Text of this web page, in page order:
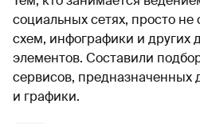
социальных сетях, просто не
схем, инфографики и других
элементов. Составили
сервисов, предназначенных
и графики.